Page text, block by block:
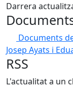
Darrera
Documents
Josep Ayats i
RSS
L'actualitat a un